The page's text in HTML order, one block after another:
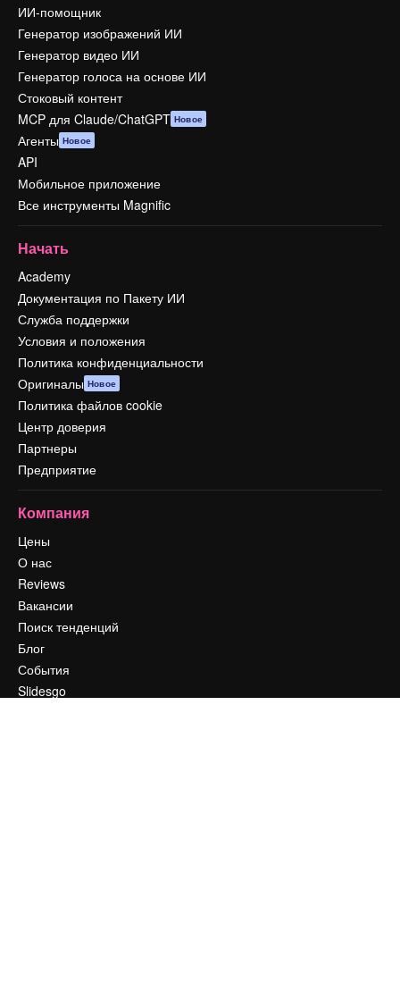
ИИ-помощник
Генератор изображений ИИ
Генератор видео ИИ
Генератор голоса на основе ИИ
Стоковый контент
MCP для Claude/ChatGPT Новое
Агенты Новое
API
Мобильное приложение
Все инструменты Magnific
Начать
Academy
Документация по Пакету ИИ
Служба поддержки
Условия и положения
Политика конфиденциальности
Оригиналы Новое
Политика файлов cookie
Центр доверия
Партнеры
Предприятие
Компания
Цены
О нас
Reviews
Вакансии
Поиск тенденций
Блог
События
Slidesgo